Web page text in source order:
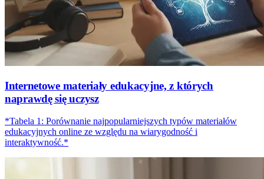
Internetowe materiały edukacyjne, z których
naprawdę się uczysz
*Tabela 1: Porównanie najpopularniejszych typów materiałów
edukacyjnych online ze względu na wiarygodność i
interaktywność.*